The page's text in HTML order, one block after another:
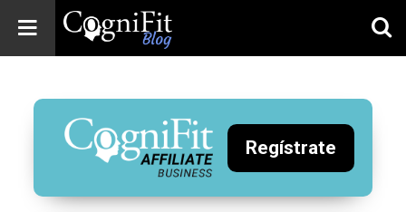
Blog: Brain
Health
News
Brain Training,
Mental Health, and
Wellness
Regístrate